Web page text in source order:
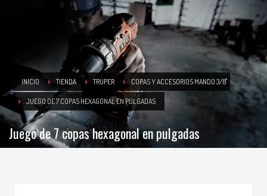
INICIO TIENDA TRUPER COPAS Y ACCESORIOS MANDO 3/8"
JUEGO DE 7 COPAS HEXAGONAL EN PULGADAS
Juego de 7 copas hexagonal en pulgadas